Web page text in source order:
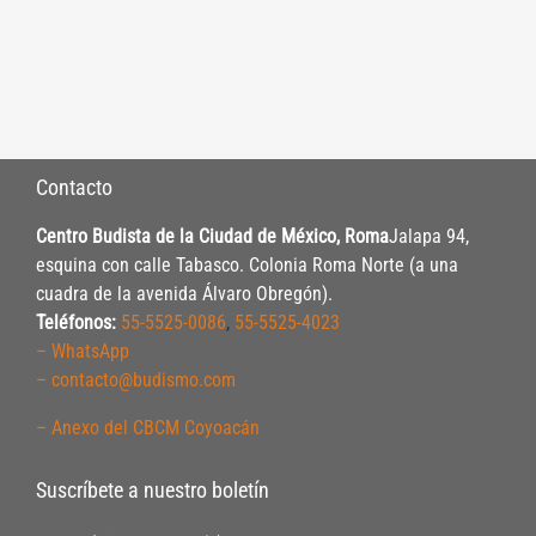
Contacto
Centro Budista de la Ciudad de México, RomaJalapa 94,
esquina con calle Tabasco. Colonia Roma Norte (a una
cuadra de la avenida Álvaro Obregón).
Teléfonos: 55-5525-0086, 55-5525-4023
– WhatsApp
– contacto@budismo.com
– Anexo del CBCM Coyoacán
Suscríbete a nuestro boletín